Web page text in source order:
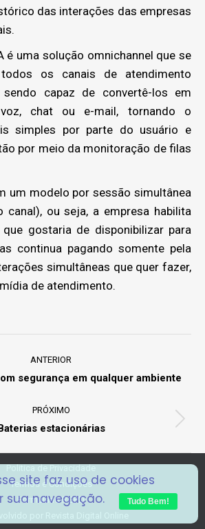
das interações das empresas
é uma solução omnichannel que se
os canais de atendimento
sendo capaz de convertê-los em
chat ou e-mail, tornando o
simples por parte do usuário e
por meio da monitoração de filas
um modelo por sessão simultânea
canal), ou seja, a empresa habilita
gostaria de disponibilizar para
continua pagando somente pela
simultâneas que quer fazer,
de atendimento.
ANTERIOR
Previous
segurança em qualquer ambiente
PRÓXIMO
Next
estacionárias
Termos e Condições
Formulário RGPD
site faz uso de cookies
sua navegação.
Tudo Bem!